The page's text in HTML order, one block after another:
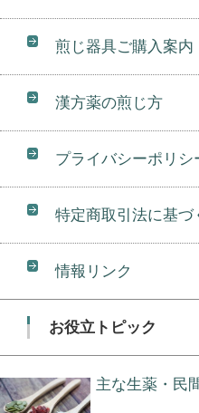
煎じ器具ご購入案内
漢方薬の煎じ方
プライバシーポリシ
特定商取引法に基づ
情報リンク
お役立トピック
主な生薬・民